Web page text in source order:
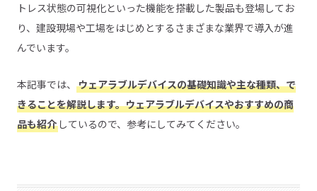
トレス状態の可視化といった機能を搭載した製品も登場してお
り、建設現場や工場をはじめとするさまざまな業界で導入が進
んでいます。
本記事では、 ウェアラブルデバイスの基礎知識や主な種類、で
きることを解説します。ウェアラブルデバイスやおすすめの商
品も紹介 しているので、参考にしてみてください。